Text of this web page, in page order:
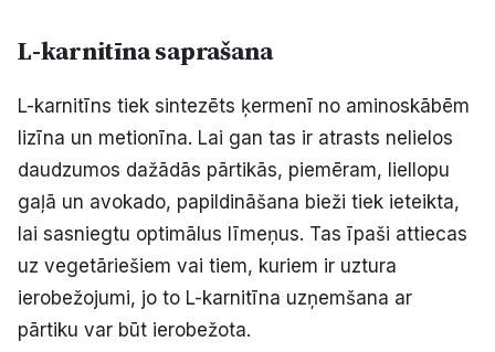
Facebook Instagram YouTube
E-avīze Abonē
L-karnitīna saprašana
L-karnitīns tiek sintezēts ķermenī no aminoskābēm
lizīna un metionīna. Lai gan tas ir atrasts nelielos
daudzumos dažādās pārtikās, piemēram, liellopu
gaļā un avokado, papildināšana bieži tiek ieteikta,
lai sasniegtu optimālus līmeņus. Tas īpaši attiecas
uz vegetāriešiem vai tiem, kuriem ir uztura
ierobežojumi, jo to L-karnitīna uzņemšana ar
pārtiku var būt ierobežota.